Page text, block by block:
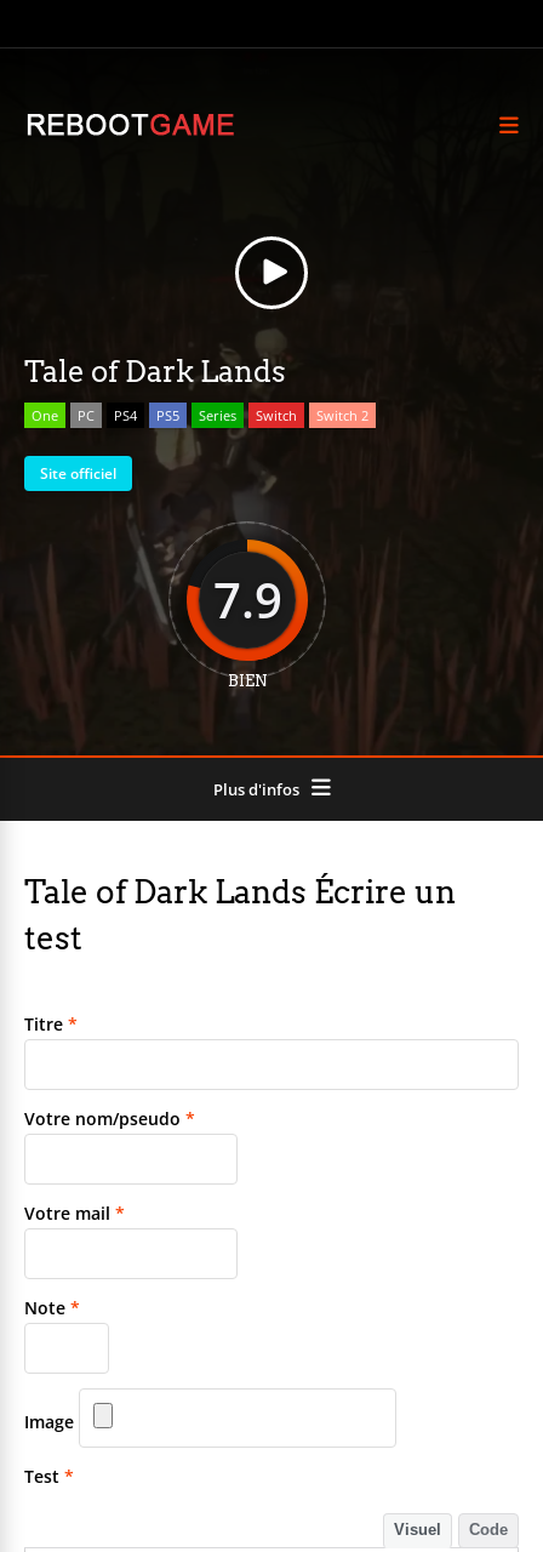
Tale of Dark Lands
One PC PS4 PS5 Series Switch Switch 2
Site officiel
7.9
BIEN
Plus d'infos
Tale of Dark Lands Écrire un
test
Titre *
Votre nom/pseudo *
Votre mail *
Note *
Image
Test *
Visuel Code